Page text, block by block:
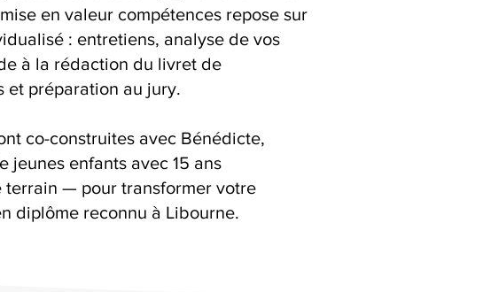
en valeur compétences repose sur
: entretiens, analyse de vos
à la rédaction du livret de
et préparation au jury.
co-construites avec Bénédicte,
jeunes enfants avec 15 ans
terrain — pour transformer votre
diplôme reconnu à Libourne.